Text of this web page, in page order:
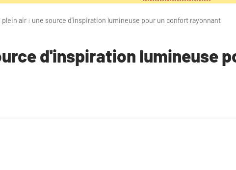
plein air : une source d'inspiration lumineuse pour un confort rayonnant
d'inspiration lumineuse